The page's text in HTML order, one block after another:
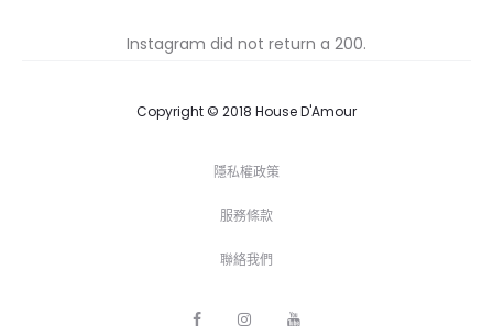
Instagram did not return a 200.
Copyright © 2018 House D'Amour
隱私權政策
服務條款
聯絡我們